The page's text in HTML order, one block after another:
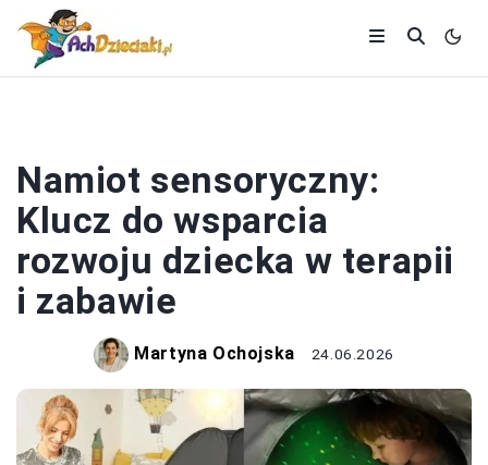
Namiot sensoryczny:
Klucz do wsparcia
rozwoju dziecka w terapii
i zabawie
Martyna Ochojska 24.06.2026